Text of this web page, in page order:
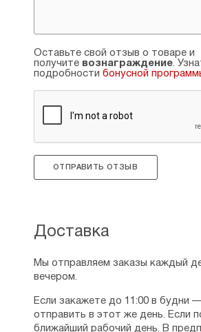
Оставьте свой отзыв о товаре и
получите вознаграждение.
подробности бонусной
ОТПРАВИТЬ ОТЗЫВ
Доставка
Мы отправляем заказы каждый
вечером.
Если закажете до 11:00 в будни
отправить в этот же день. Если
ближайший рабочий день. В